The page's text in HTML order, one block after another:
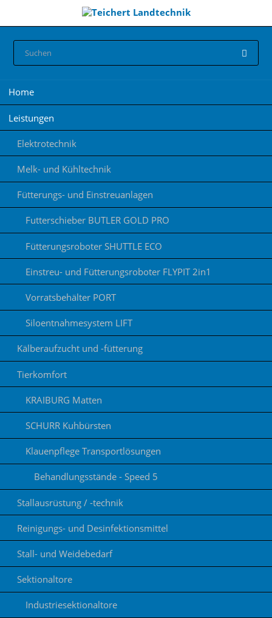
überspringen
Home
Leistungen
Elektrotechnik
Melk- und Kühltechnik
Fütterungs- und Einstreuanlagen
Futterschieber BUTLER GOLD PRO
Fütterungsroboter SHUTTLE ECO
Einstreu- und Fütterungsroboter FLYPIT 2in1
Vorratsbehälter PORT
Siloentnahmesystem LIFT
Kälberaufzucht und -fütterung
Tierkomfort
KRAIBURG Matten
SCHURR Kuhbürsten
Klauenpflege Transportlösungen
Behandlungsstände - Speed 5
Stallausrüstung / -technik
Reinigungs- und Desinfektionsmittel
Stall- und Weidebedarf
Sektionaltore
Industriesektionaltore